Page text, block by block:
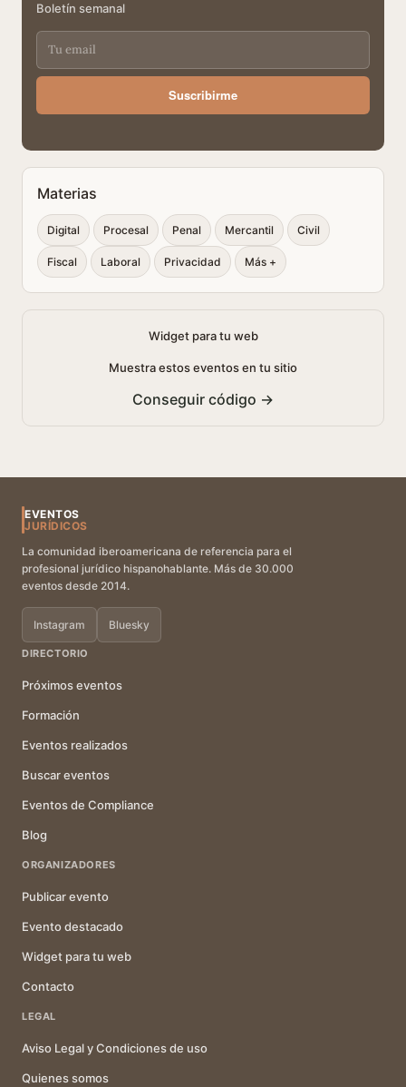
Boletín semanal
Suscribirme
Materias
Digital Procesal Penal Mercantil Civil
Fiscal Laboral Privacidad Más +
Widget para tu web
Muestra estos eventos en tu sitio
Conseguir código →
EVENTOS
JURÍDICOS
La comunidad iberoamericana de referencia para el
profesional jurídico hispanohablante. Más de 30.000
eventos desde 2014.
Instagram Bluesky
DIRECTORIO
Próximos eventos
Formación
Eventos realizados
Buscar eventos
Eventos de Compliance
Blog
ORGANIZADORES
Publicar evento
Evento destacado
Widget para tu web
Contacto
LEGAL
Aviso Legal y Condiciones de uso
Quienes somos